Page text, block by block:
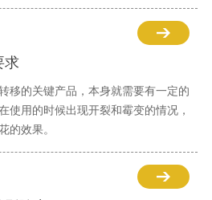
求
移的关键产品，本身就需要有一定的
使用的时候出现开裂和霉变的情况，
的效果。